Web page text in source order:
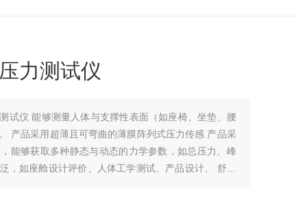
力测试仪
试仪 能够测量人体与支撑性表面（如座椅、坐垫、腰
产品采用超薄且可弯曲的薄膜阵列式压力传感 产品采
能够获取多种静态与动态的力学参数，如总压力、峰
，如座舱设计评价、人体工学测试、产品设计、 舒适